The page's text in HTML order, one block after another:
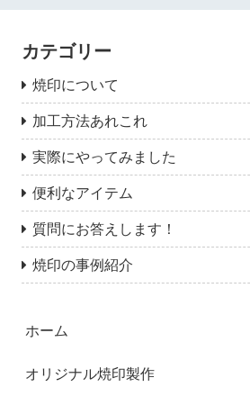
カテゴリー
焼印について
加工方法あれこれ
実際にやってみました
便利なアイテム
質問にお答えします！
焼印の事例紹介
ホーム
オリジナル焼印製作